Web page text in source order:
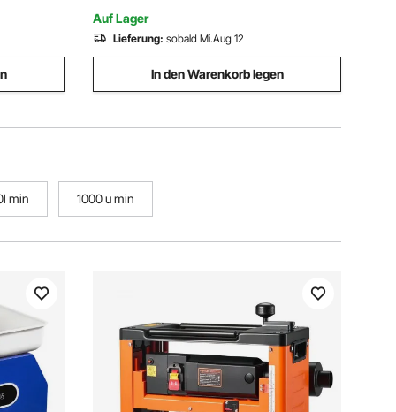
Geschlossenmodus, für Aufstellpools
Auf Lager
Lieferung: sobald Mi.Aug 12
In den Warenkorb legen
min 1000 u min